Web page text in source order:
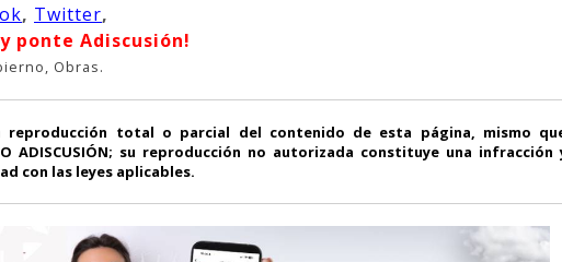
, Twitter,
ponte Adiscusión!
Obras.
reproducción total o parcial del contenido de esta página, mismo
ADISCUSIÓN; su reproducción no autorizada constituye una infracción
con las leyes aplicables.